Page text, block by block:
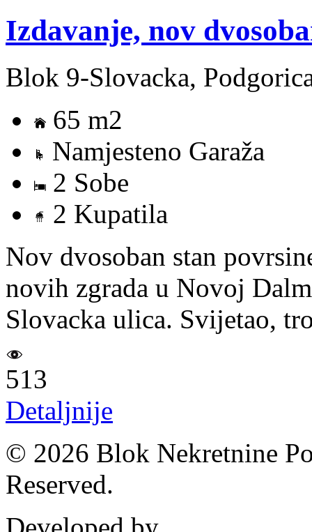
Izdavanje, nov
Blok 9-Slovacka,
65 m2
Namjesteno Garaža
2 Sobe
2 Kupatila
Nov dvosoban stan
novih zgrada u Novoj
Slovacka ulica. Svijetao,
513
Detaljnije
© 2026 Blok Nekretnine
Reserved.